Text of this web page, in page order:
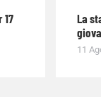
17
La
11